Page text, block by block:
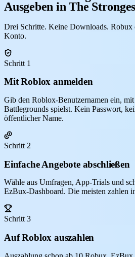
Ausgeben in The
Drei Schritte. Keine Downloads.
Konto.
Schritt 1
Mit Roblox anmelden
Gib den Roblox-Benutzernamen ein,
Battlegrounds spielst. Kein Passwort,
öffentlicher Name.
Schritt 2
Einfache Angebote abschließen
Wähle aus Umfragen, App-Trials und
EzBux-Dashboard. Die meisten zahlen
Schritt 3
Auf Roblox auszahlen